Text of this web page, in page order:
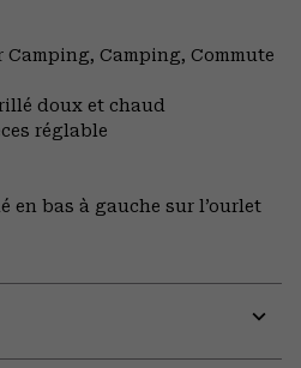
Camping, Commute
doux et chaud
réglable
en bas à gauche sur l’ourlet